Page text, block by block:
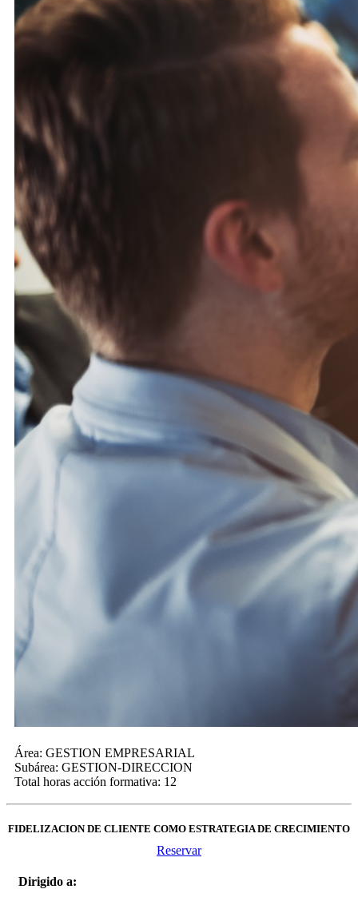
Área: GESTION EMPRESARIAL
Subárea: GESTION-DIRECCION
Total horas acción formativa: 12
FIDELIZACION DE CLIENTE COMO ESTRATEGIA DE CRECIMIENTO
Reservar
Dirigido a: